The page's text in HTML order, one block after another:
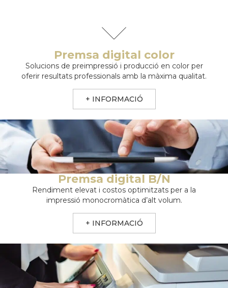
Premsa digital color
Solucions de preimpressió i producció en color per
oferir resultats professionals amb la màxima qualitat.
+ INFORMACIÓ
Premsa digital B/N
Rendiment elevat i costos optimitzats per a la
impressió monocromàtica d’alt volum.
+ INFORMACIÓ